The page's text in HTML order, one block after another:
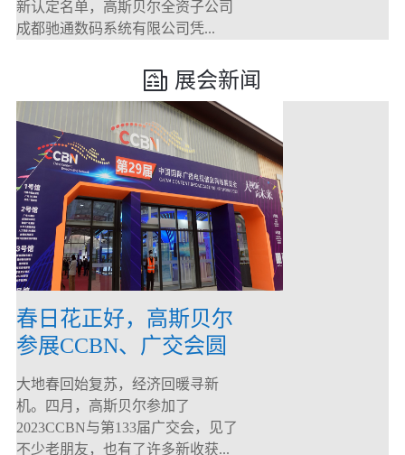
新认定名单，高斯贝尔全资子公司
成都驰通数码系统有限公司凭...
展会新闻
春日花正好，高斯贝尔
参展CCBN、广交会圆
满落幕！
大地春回始复苏，经济回暖寻新
机。四月，高斯贝尔参加了
2023CCBN与第133届广交会，见了
不少老朋友，也有了许多新收获...